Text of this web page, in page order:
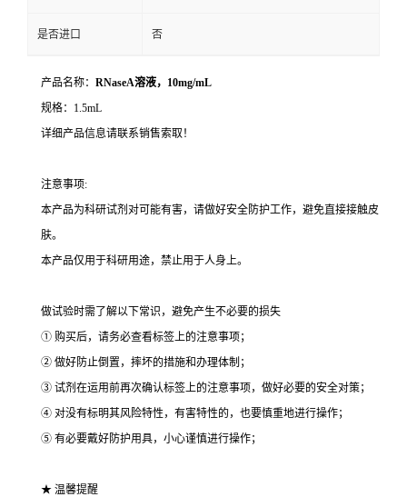
是否进口 否
产品名称： RNaseA溶液，10mg/mL
规格：1.5mL
详细产品信息请联系销售索取！
注意事项:
本产品为科研试剂对可能有害，请做好安全防护工作，避免直接接触皮
肤。
本产品仅用于科研用途，禁止用于人身上。
做试验时需了解以下常识，避免产生不必要的损失
① 购买后，请务必查看标签上的注意事项；
② 做好防止倒置，摔坏的措施和办理体制；
③ 试剂在运用前再次确认标签上的注意事项，做好必要的安全对策；
④ 对没有标明其风险特性，有害特性的，也要慎重地进行操作；
⑤ 有必要戴好防护用具，小心谨慎进行操作；
★ 温馨提醒